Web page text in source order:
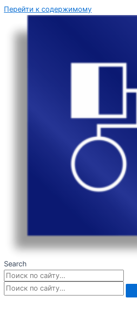
Перейти к содержимому
Search